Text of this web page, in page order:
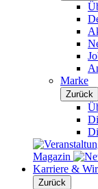
Marke
Zurück
Magazin
Karriere &
Zurück